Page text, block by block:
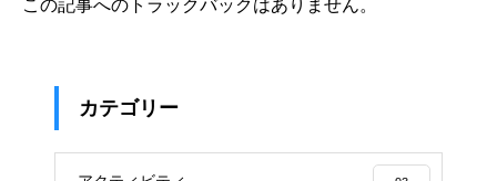
この記事へのトラックバックはありません。
カテゴリー